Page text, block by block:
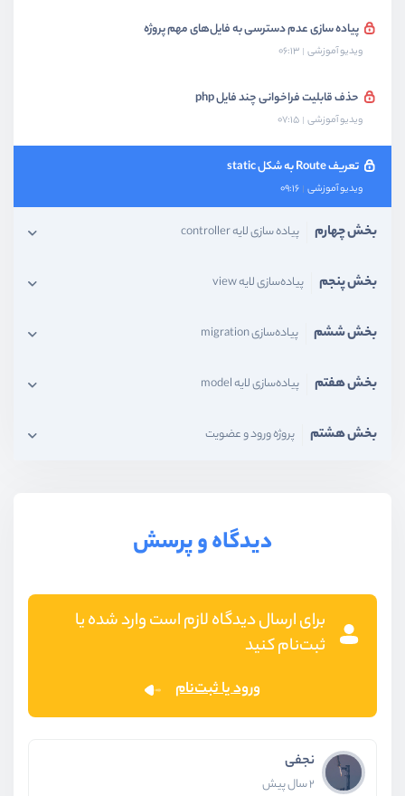
پیاده سازی عدم دسترسی به فایل‌های مهم پروژه
ویدیو آموزشی 06:13
حذف قابلیت فراخوانی چند فایل php
ویدیو آموزشی 07:15
تعریف Route به شکل static
ویدیو آموزشی 09:16
بخش چهارم پیاده سازی لایه controller
بخش پنجم پیاده‌سازی لایه view
بخش ششم پیاده‌سازی migration
بخش هفتم پیاده‌سازی لایه model
بخش هشتم پروژه ورود و عضویت
دیدگاه و پرسش
برای ارسال دیدگاه لازم است وارد شده یا
ثبت‌نام کنید
ورود یا ثبت‌نام
نجفی
2 سال پیش